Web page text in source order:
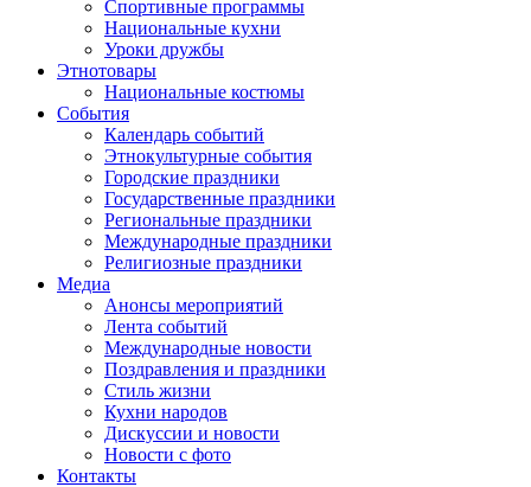
Спортивные программы
Национальные кухни
Уроки дружбы
Этнотовары
Национальные костюмы
События
Календарь событий
Этнокультурные события
Городские праздники
Государственные праздники
Региональные праздники
Международные праздники
Религиозные праздники
Медиа
Анонсы мероприятий
Лента событий
Международные новости
Поздравления и праздники
Cтиль жизни
Кухни народов
Дискуссии и новости
Новости с фото
Контакты